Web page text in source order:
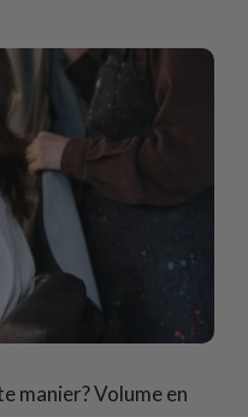
manier? Volume en